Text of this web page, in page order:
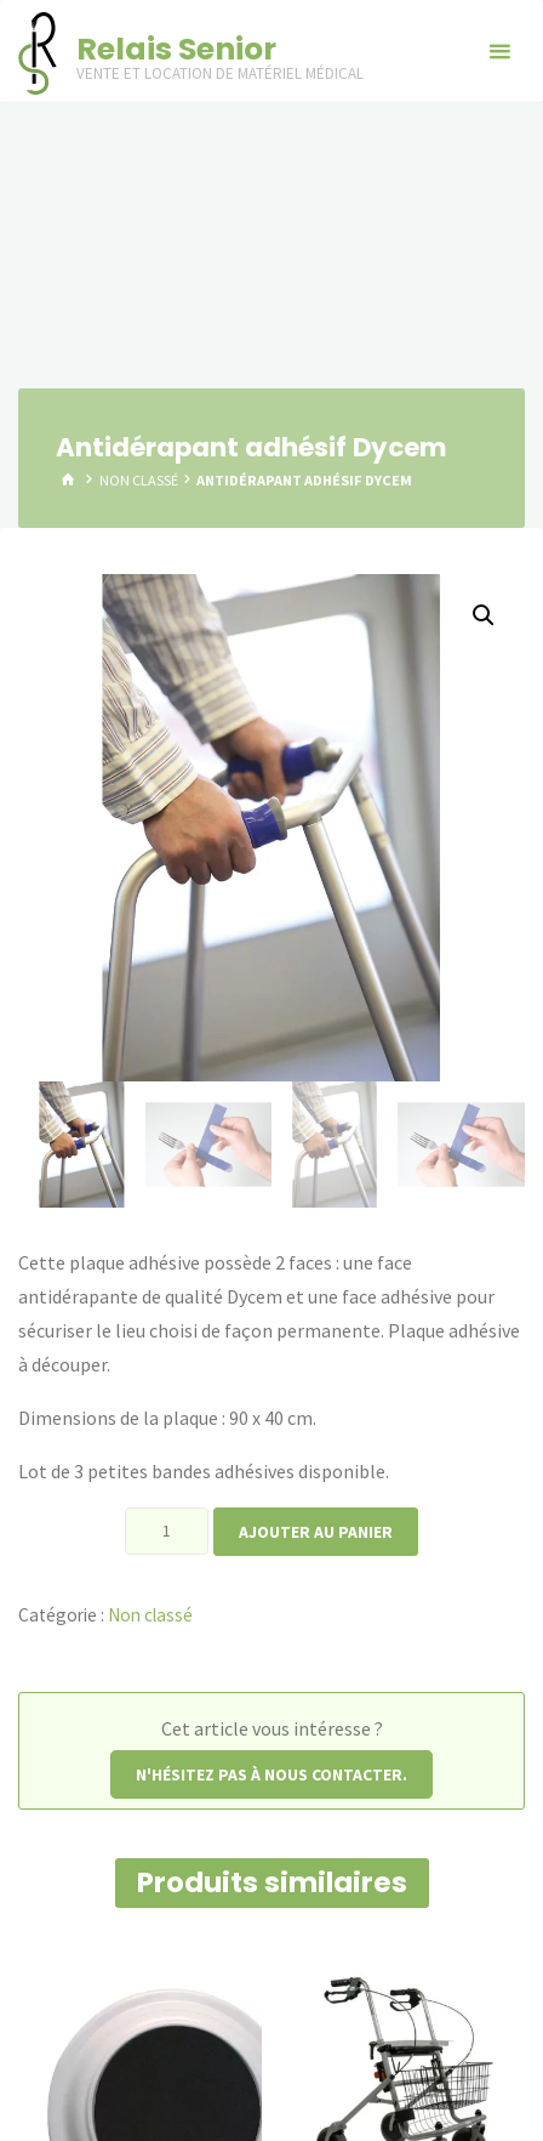
content
Relais Senior
VENTE ET LOCATION DE MATÉRIEL MÉDICAL
Antidérapant adhésif Dycem
HOMENON CLASSÉ ANTIDÉRAPANT ADHÉSIF DYCEM
Cette plaque adhésive possède 2 faces : une face
antidérapante de qualité Dycem et une face adhésive pour
sécuriser le lieu choisi de façon permanente. Plaque adhésive
à découper.
Dimensions de la plaque : 90 x 40 cm.
Lot de 3 petites bandes adhésives disponible.
quantité
adhésif
AJOUTER AU PANIER
Catégorie : Non classé
Cet article vous intéresse ?
N'HÉSITEZ PAS À NOUS CONTACTER.
Produits similaires